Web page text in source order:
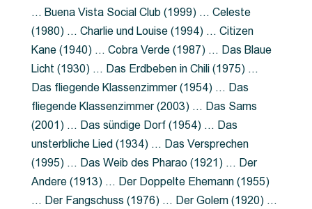
… Buena Vista Social Club (1999) … Celeste
(1980) … Charlie und Louise (1994) … Citizen
Kane (1940) … Cobra Verde (1987) … Das Blaue
Licht (1930) … Das Erdbeben in Chili (1975) …
Das fliegende Klassenzimmer (1954) … Das
fliegende Klassenzimmer (2003) … Das Sams
(2001) … Das sündige Dorf (1954) … Das
unsterbliche Lied (1934) … Das Versprechen
(1995) … Das Weib des Pharao (1921) … Der
Andere (1913) … Der Doppelte Ehemann (1955)
… Der Fangschuss (1976) … Der Golem (1920) …